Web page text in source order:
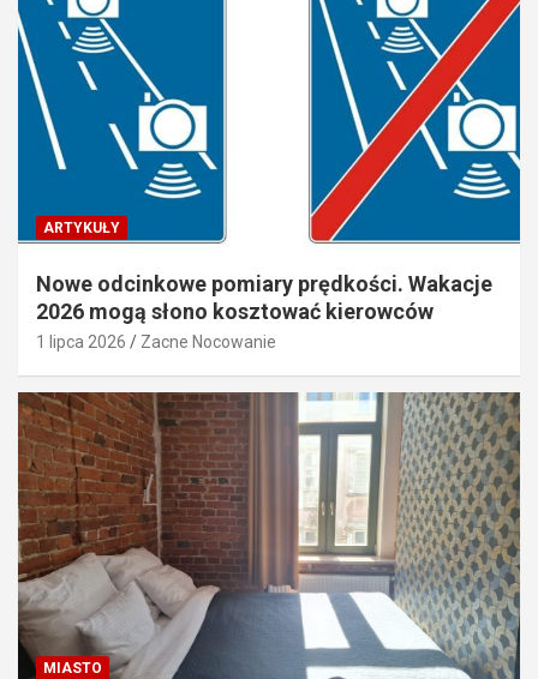
ARTYKUŁY
Nowe odcinkowe pomiary prędkości. Wakacje
2026 mogą słono kosztować kierowców
1 lipca 2026 Zacne Nocowanie
MIASTO